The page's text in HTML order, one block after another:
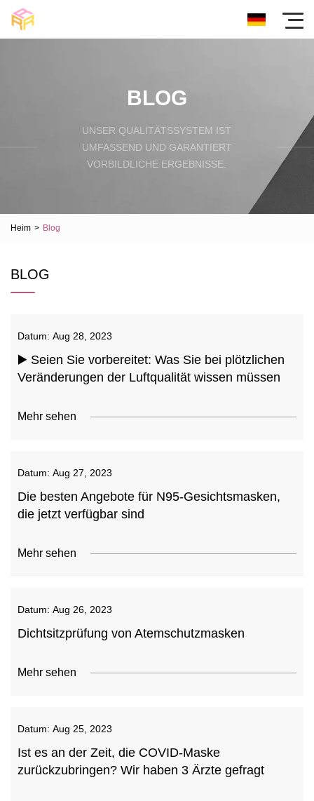
BLOG
UNSER QUALITÄTSSYSTEM IST
UMFASSEND UND GARANTIERT
VORBILDLICHE ERGEBNISSE.
Heim > Blog
BLOG
Datum: Aug 28, 2023
▶️ Seien Sie vorbereitet: Was Sie bei plötzlichen
Veränderungen der Luftqualität wissen müssen
Mehr sehen
Datum: Aug 27, 2023
Die besten Angebote für N95-Gesichtsmasken,
die jetzt verfügbar sind
Mehr sehen
Datum: Aug 26, 2023
Dichtsitzprüfung von Atemschutzmasken
Mehr sehen
Datum: Aug 25, 2023
Ist es an der Zeit, die COVID-Maske
zurückzubringen? Wir haben 3 Ärzte gefragt